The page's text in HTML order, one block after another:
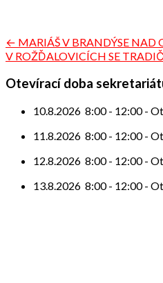
Navigace
pro
příspěvek
← MARIÁŠ V BRANDÝSE NAD
V ROŽĎALOVICÍCH SE
Otevírací doba
10.8.2026 8:00- 12:00-
11.8.2026 8:00- 12:00-
12.8.2026 8:00- 12:00-
13.8.2026 8:00- 12:00-